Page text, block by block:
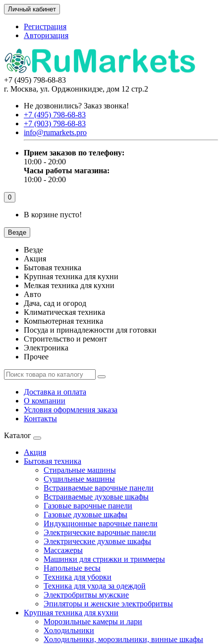
Личный кабинет
Регистрация
Авторизация
+7 (495) 798-68-83
г. Москва, ул. Орджоникидзе, дом 12 стр.2
Не дозвонились? Заказ звонка!
+7 (495) 798-68-83
+7 (903) 798-68-83
info@rumarkets.pro
Прием заказов по телефону:
10:00 - 20:00
Часы работы магазина:
10:00 - 20:00
0
В корзине пусто!
Везде
Везде
Акция
Бытовая техника
Крупная техника для кухни
Мелкая техника для кухни
Авто
Дача, сад и огород
Климатическая техника
Компьютерная техника
Посуда и принадлежности для готовки
Строительство и ремонт
Электроника
Прочее
Доставка и оплата
О компании
Условия оформления заказа
Контакты
Каталог
Акция
Бытовая техника
Стиральные машины
Сушильные машины
Встраиваемые варочные панели
Встраиваемые духовые шкафы
Газовые варочные панели
Газовые духовые шкафы
Индукционные варочные панели
Электрические варочные панели
Электрические духовые шкафы
Массажеры
Машинки для стрижки и триммеры
Напольные весы
Техника для уборки
Техника для ухода за одеждой
Электробритвы мужские
Эпиляторы и женские электробритвы
Крупная техника для кухни
Морозильные камеры и лари
Холодильники
Холодильники, морозильники, винные шкафы